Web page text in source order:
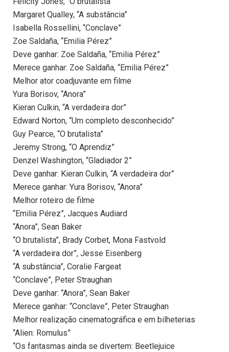
Margaret Qualley, “A substância”
Isabella Rossellini, “Conclave”
Zoe Saldaña, “Emilia Pérez”
Deve ganhar: Zoe Saldaña, “Emilia Pérez”
Merece ganhar: Zoe Saldaña, “Emilia Pérez”
Melhor ator coadjuvante em filme
Yura Borisov, “Anora”
Kieran Culkin, “A verdadeira dor”
Edward Norton, “Um completo desconhecido”
Guy Pearce, “O brutalista”
Jeremy Strong, “O Aprendiz”
Denzel Washington, “Gladiador 2”
Deve ganhar: Kieran Culkin, “A verdadeira dor”
Merece ganhar: Yura Borisov, “Anora”
Melhor roteiro de filme
“Emilia Pérez”, Jacques Audiard
“Anora”, Sean Baker
“O brutalista”, Brady Corbet, Mona Fastvold
“A verdadeira dor”, Jesse Eisenberg
“A substância”, Coralie Fargeat
“Conclave”, Peter Straughan
Deve ganhar: “Anora”, Sean Baker
Merece ganhar: “Conclave”, Peter Straughan
Melhor realização cinematográfica e em bilheterias
“Alien: Romulus”
“Os fantasmas ainda se divertem: Beetlejuice